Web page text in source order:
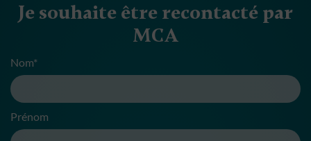
Je souhaite être recontacté par
MCA
Nom*
Prénom